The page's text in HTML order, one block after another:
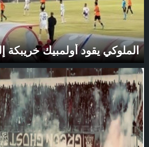
الملوكي يقود أولمبيك خريبكة